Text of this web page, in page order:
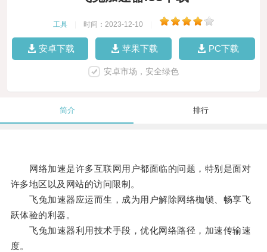
工具 时间：2023-12-10
安卓下载 苹果下载 PC下载
安卓市场，安全绿色
简介 排行
网络加速是许多互联网用户都面临的问题，特别是面对
许多地区以及网站的访问限制。
飞兔加速器应运而生，成为用户解除网络枷锁、畅享飞
跃体验的利器。
飞兔加速器利用技术手段，优化网络路径，加速传输速
度。